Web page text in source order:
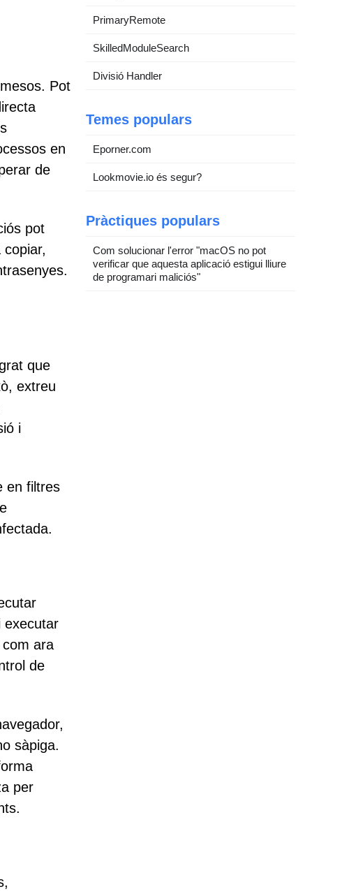
Pot
en
de
pot
que
extreu
i
en filtres
executar
ara
de
sàpiga.
per
PrimaryRemote
SkilledModuleSearch
Divisió Handler
Temes populars
Eporner.com
Lookmovie.io és segur?
Pràctiques populars
Com solucionar l'error "macOS no pot
verificar que aquesta aplicació estigui lliure
de programari maliciós"